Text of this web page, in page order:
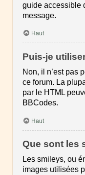
guide accessible
message.
Haut
Puis-je
Non, il n’est pas
ce forum. La
par le HTML
BBCodes.
Haut
Que sont les
Les smileys, ou
images utilisées